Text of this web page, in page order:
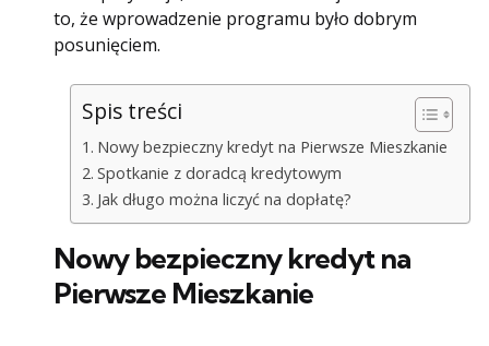
to, że wprowadzenie programu było dobrym
posunięciem.
Spis treści
Nowy bezpieczny kredyt na Pierwsze Mieszkanie
Spotkanie z doradcą kredytowym
Jak długo można liczyć na dopłatę?
Nowy bezpieczny kredyt na
Pierwsze Mieszkanie